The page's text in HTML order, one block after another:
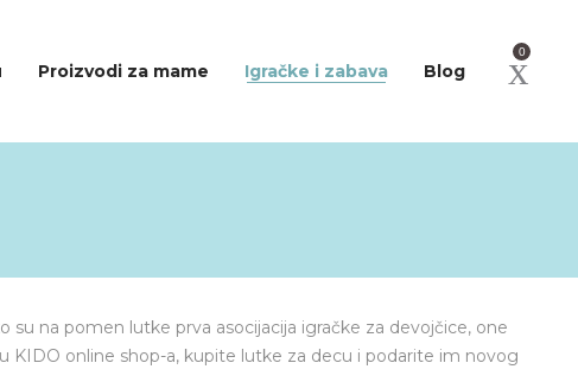
Proizvodi za mame Igračke i zabava Blog
0
su na pomen lutke prva asocijacija igračke za devojčice, one
online shop-a, kupite lutke za decu i podarite im novog